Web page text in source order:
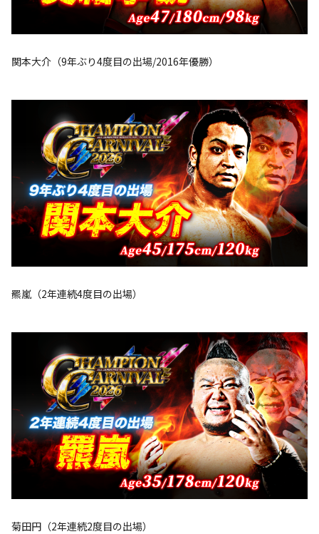
関本大介（9年ぶり4度目の出場/2016年優勝）
羆嵐（2年連続4度目の出場）
菊田円（2年連続2度目の出場）